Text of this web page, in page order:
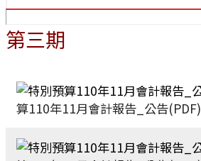
第三期
算110年11月會計報告_公告(PDF)